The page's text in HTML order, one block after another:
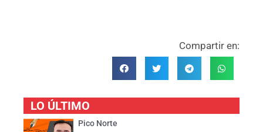
Compartir en:
LO ÚLTIMO
Pico Norte